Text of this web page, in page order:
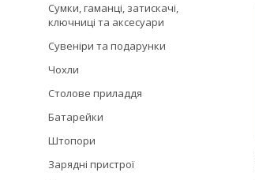
Сумки, гаманці, затискачі,
ключниці та аксесуари
Сувеніри та подарунки
Чохли
Столове приладдя
Батарейки
Штопори
Зарядні пристрої